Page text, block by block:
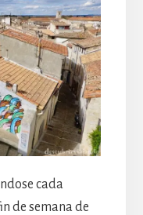
cada
de semana de